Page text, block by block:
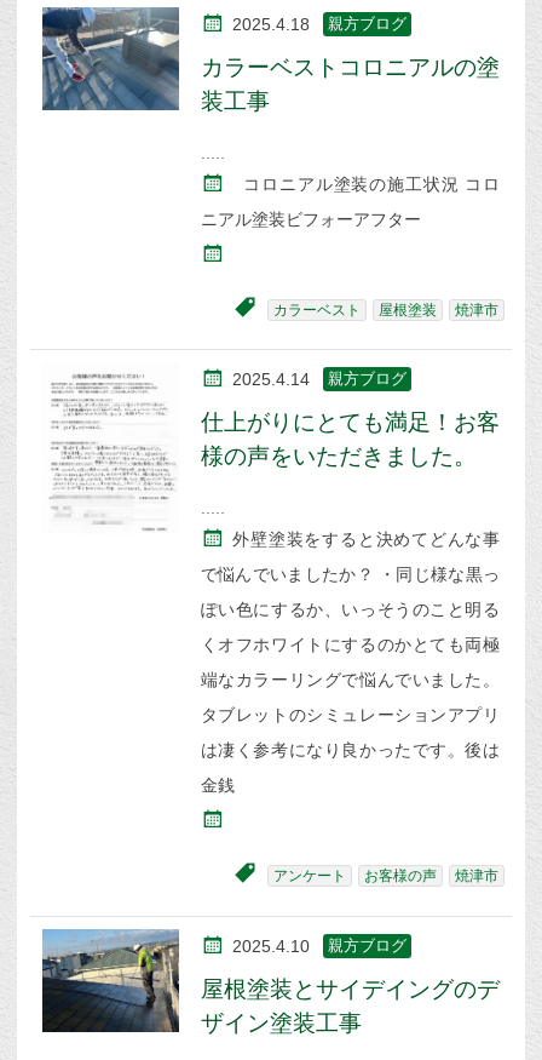
2025.4.18 親方ブログ
カラーベストコロニアルの塗
装工事
コロニアル塗装の施工状況 コロ
ニアル塗装ビフォーアフター
カラーベスト 屋根塗装 焼津市
2025.4.14 親方ブログ
仕上がりにとても満足！お客
様の声をいただきました。
外壁塗装をすると決めてどんな事
で悩んでいましたか？ ・同じ様な黒っ
ぽい色にするか、いっそうのこと明る
くオフホワイトにするのかとても両極
端なカラーリングで悩んでいました。
タブレットのシミュレーションアプリ
は凄く参考になり良かったです。後は
金銭
アンケート お客様の声 焼津市
2025.4.10 親方ブログ
屋根塗装とサイデイングのデ
ザイン塗装工事